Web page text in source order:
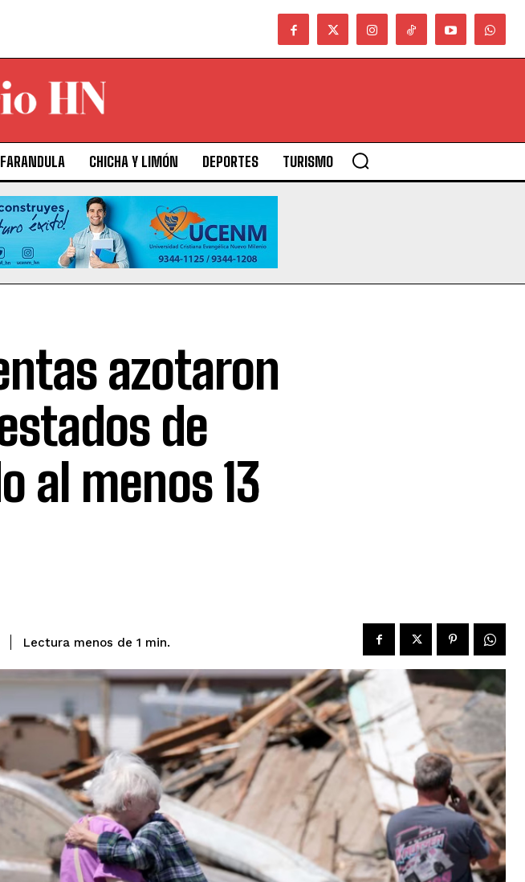
FARANDULA CHICHA Y LIMÓN DEPORTES TURISMO
azotaron
de
al menos 13
Lectura menos de 1 min.